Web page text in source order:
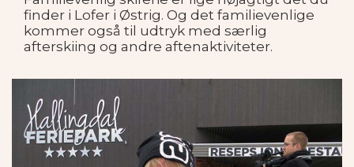
finder i Lofer i Østrig. Og det familievenlige
kommer også til udtryk med særlig
afterskiing og andre aftenaktiviteter.